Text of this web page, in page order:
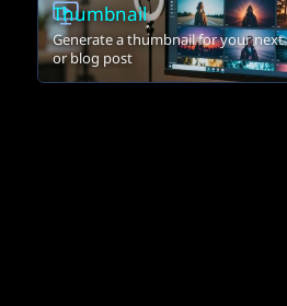
Thumbnail
Generate a thumbnail for your next
or blog post